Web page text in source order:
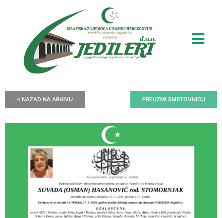
< NAZAD NA ARHIVU PREUZMI SMRTOVNICU